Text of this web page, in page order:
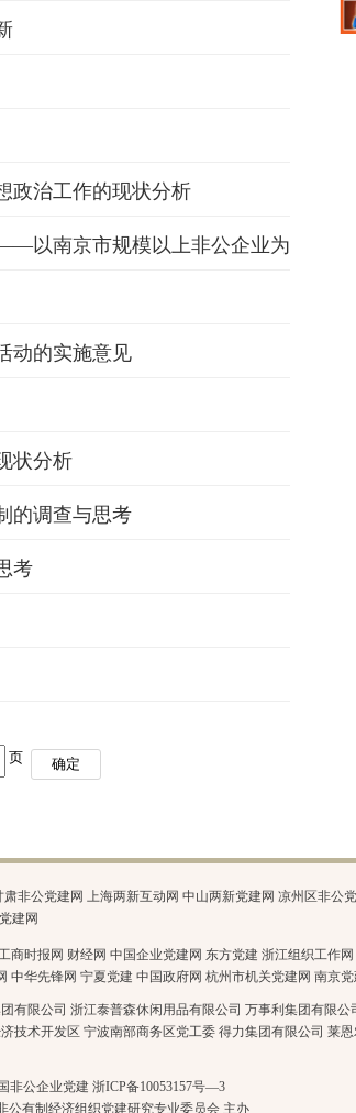
政治工作的现状分析
以南京市规模以上非公企业为
动的实施意见
状分析
的调查与思考
考
页 确定
肃非公党建网 上海两新互动网 中山两新党建网 凉州区非公
建网
商时报网 财经网 中国企业党建网 东方党建 浙江组织工作网
中华先锋网 宁夏党建 中国政府网 杭州市机关党建网 南京党
有限公司 浙江泰普森休闲用品有限公司 万事利集团有限公
技术开发区 宁波南部商务区党工委 得力集团有限公司 莱恩
非公企业党建 浙ICP备10053157号—3
公有制经济组织党建研究专业委员会 主办